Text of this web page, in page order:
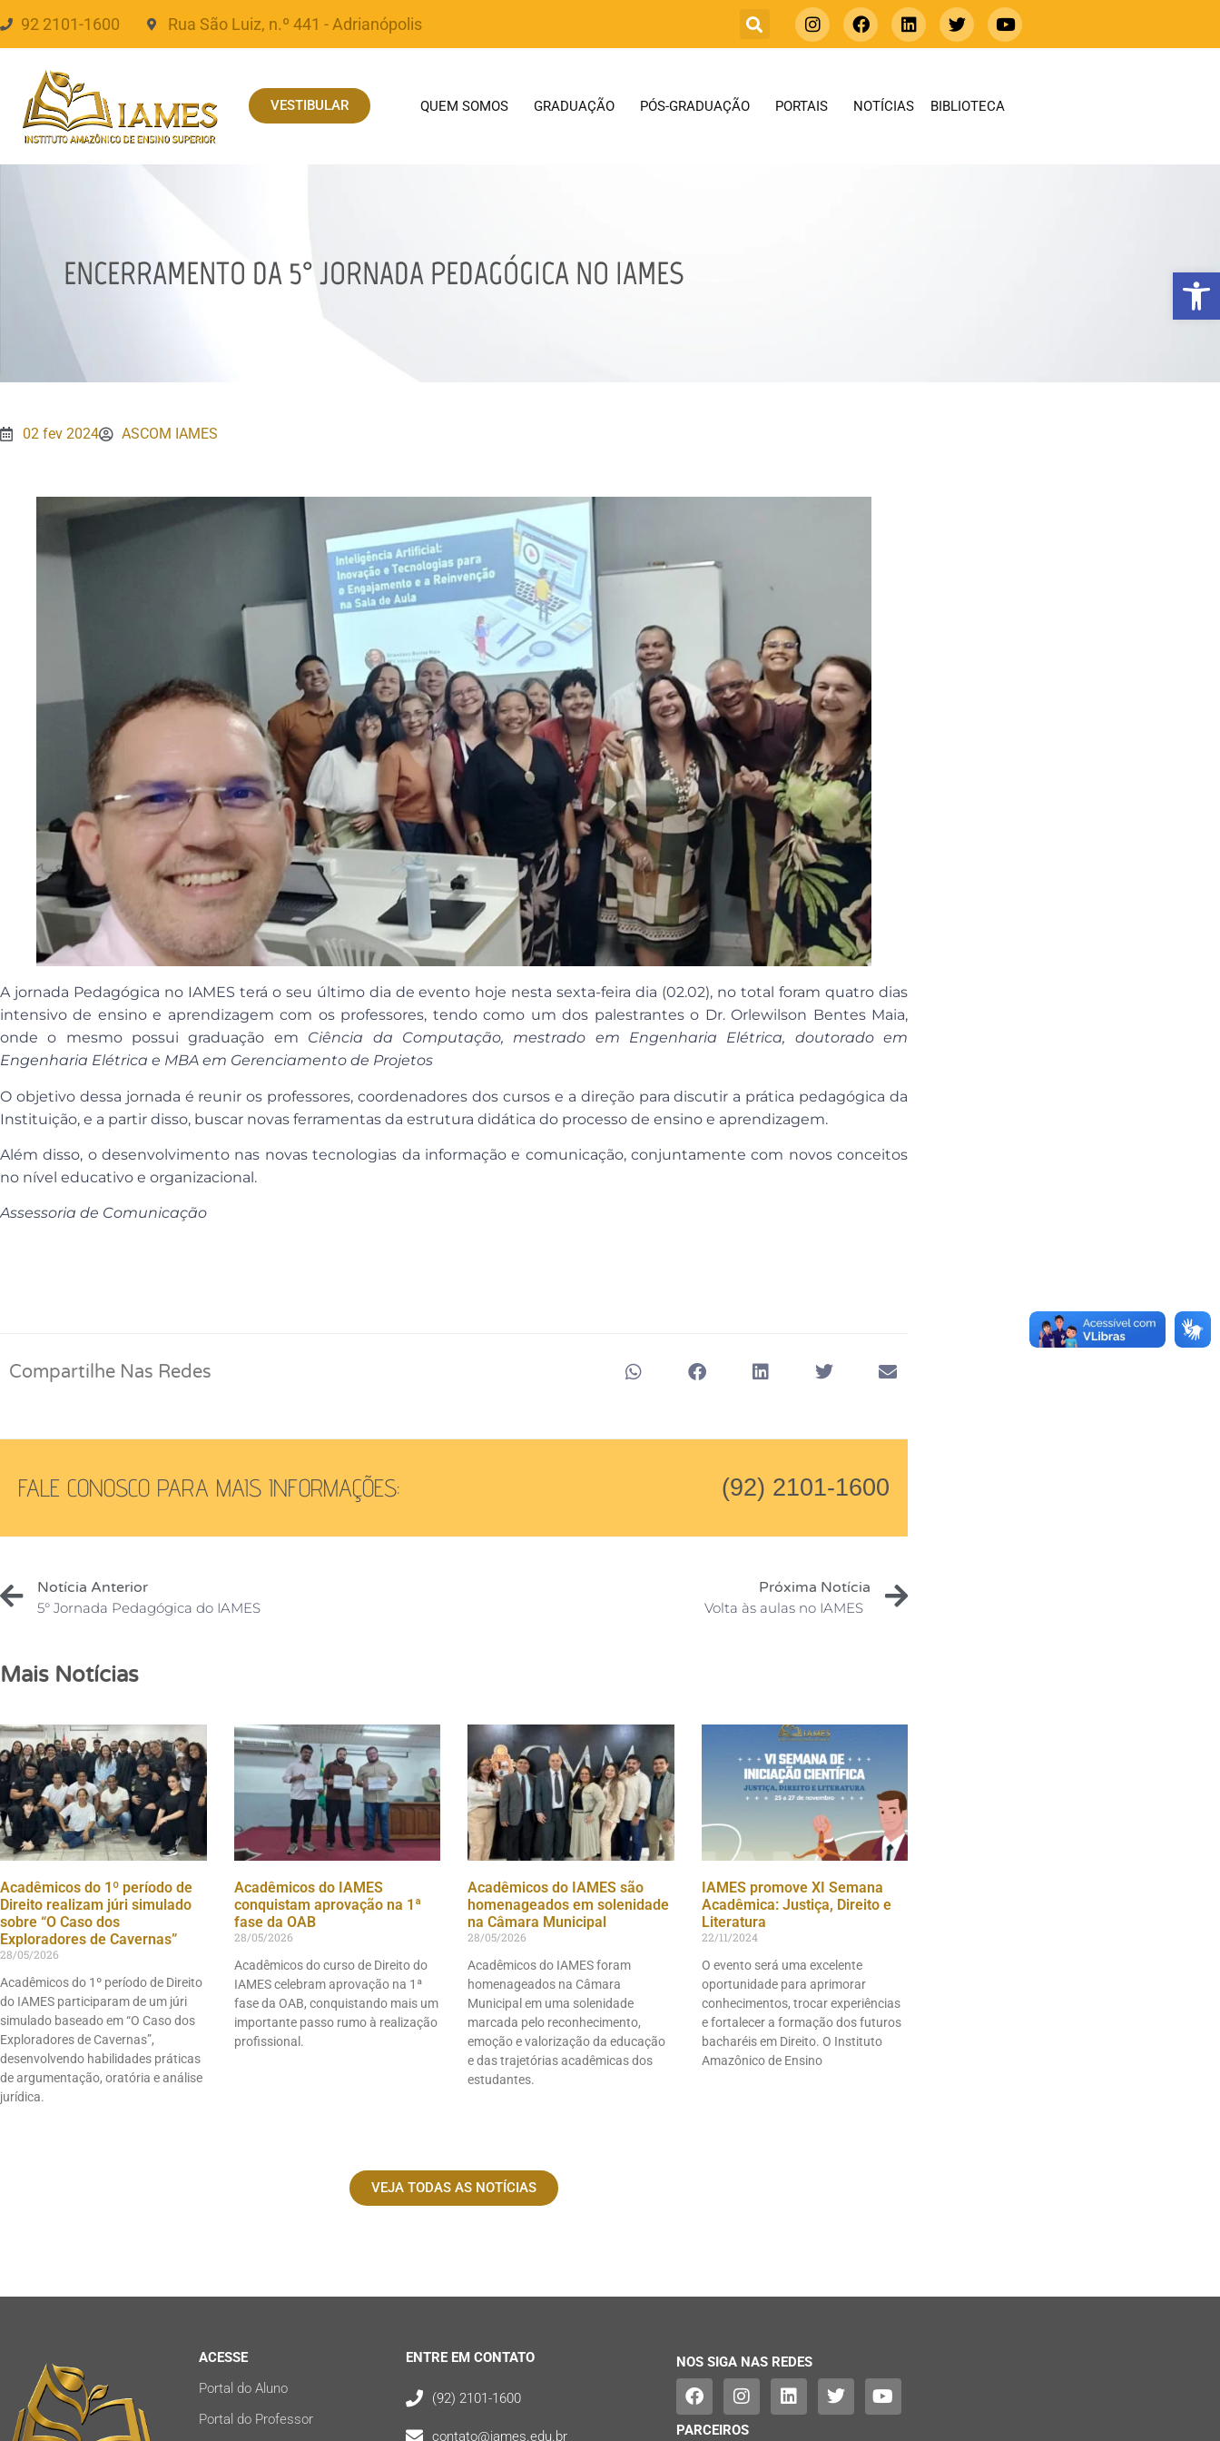
Abrir
92 2101-1600 Rua São Luiz, n.º 441 - Adrianópolis
VESTIBULAR QUEM SOMOS GRADUAÇÃO PÓS-GRADUAÇÃO PORTAIS NOTÍCIAS BIBLIOTECA
ENCERRAMENTO DA 5° JORNADA PEDAGÓGICA NO IAMES
02 fev 2024 ASCOM IAMES
A jornada Pedagógica no IAMES terá o seu último dia de evento hoje nesta sexta-feira dia (02.02), no total foram quatro dias
intensivo de ensino e aprendizagem com os professores, tendo como um dos palestrantes o Dr. Orlewilson Bentes Maia,
onde o mesmo possui graduação em Ciência da Computação, mestrado em Engenharia Elétrica, doutorado em
Engenharia Elétrica e MBA em Gerenciamento de Projetos
O objetivo dessa jornada é reunir os professores, coordenadores dos cursos e a direção para discutir a prática pedagógica da
Instituição, e a partir disso, buscar novas ferramentas da estrutura didática do processo de ensino e aprendizagem.
Além disso, o desenvolvimento nas novas tecnologias da informação e comunicação, conjuntamente com novos conceitos
no nível educativo e organizacional.
Assessoria de Comunicação
Compartilhe Nas Redes
FALE CONOSCO PARA MAIS INFORMAÇÕES: (92) 2101-1600
Notícia Anterior
5° Jornada Pedagógica do IAMES
Próxima Notícia
Volta às aulas no IAMES
Mais Notícias
Acadêmicos do 1º período de
Direito realizam júri simulado
sobre “O Caso dos
Exploradores de Cavernas”
28/05/2026
Acadêmicos do 1º período de Direito
do IAMES participaram de um júri
simulado baseado em “O Caso dos
Exploradores de Cavernas”,
desenvolvendo habilidades práticas
de argumentação, oratória e análise
jurídica.
Acadêmicos do IAMES
conquistam aprovação na 1ª
fase da OAB
28/05/2026
Acadêmicos do curso de Direito do
IAMES celebram aprovação na 1ª
fase da OAB, conquistando mais um
importante passo rumo à realização
profissional.
Acadêmicos do IAMES são
homenageados em solenidade
na Câmara Municipal
28/05/2026
Acadêmicos do IAMES foram
homenageados na Câmara
Municipal em uma solenidade
marcada pelo reconhecimento,
emoção e valorização da educação
e das trajetórias acadêmicas dos
estudantes.
IAMES promove XI Semana
Acadêmica: Justiça, Direito e
Literatura
22/11/2024
O evento será uma excelente
oportunidade para aprimorar
conhecimentos, trocar experiências
e fortalecer a formação dos futuros
bacharéis em Direito. O Instituto
Amazônico de Ensino
VEJA TODAS AS NOTÍCIAS
ACESSE
Portal do Aluno
Portal do Professor
ENTRE EM CONTATO
(92) 2101-1600
contato@iames.edu.br
NOS SIGA NAS REDES
PARCEIROS